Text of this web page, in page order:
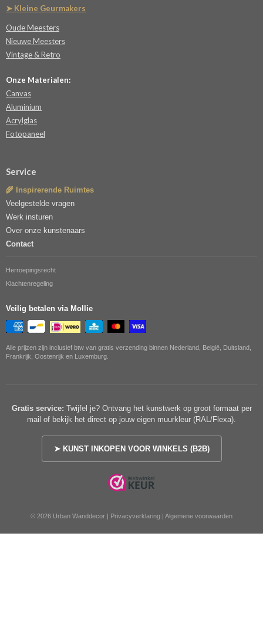
➤ Kleine Geurmakers
Oude Meesters
Nieuwe Meesters
Vintage & Retro
Onze Materialen:
Canvas
Aluminium
Acrylglas
Fotopaneel
Service
🌾 Inspirerende Ruimtes
Veelgestelde vragen
Werk insturen
Over onze kunstenaars
Contact
Herroepingsrecht
Klachtenregeling
Veilig betalen via Mollie
Alle prijzen zijn inclusief btw van gratis verzending binnen Nederland, België, Duitsland,
Frankrijk, Oostenrijk en Luxemburg.
Gratis service: Twijfel je? Ontvang het kunstwerk op groot formaat per
mail of bekijk het direct op jouw eigen muurkleur (RAL/Flexa).
➤ KUNST INKOPEN VOOR WINKELS (B2B)
© 2026 Urban Wanddecor | Privacyverklaring | Algemene voorwaarden